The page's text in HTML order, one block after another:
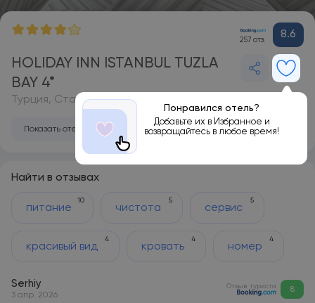
257 отз. 8.6
HOLIDAY INN ISTANBUL TUZLA
BAY 4*
Понравился отель?
Добавьте их в Избранное и
возвращайтесь в любое время!
Турция, Стамбул
Показать отель на карте
Найти в отзывах
питание
10
чистота
5
сервис
5
красивый вид
4
кровать
4
номер
4
Serhiy
3 апр. 2026
Отзыв туриста 8